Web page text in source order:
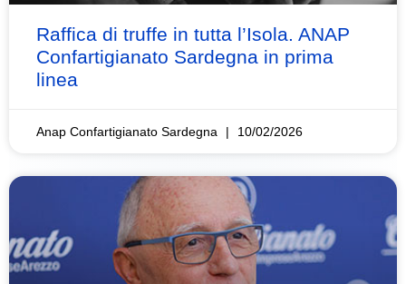
Raffica di truffe in tutta l’Isola. ANAP
Confartigianato Sardegna in prima
linea
Anap Confartigianato Sardegna 10/02/2026